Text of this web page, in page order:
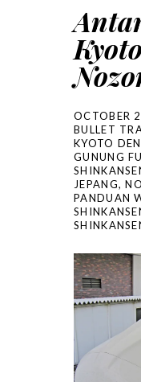
OCTOBER
BULLET
KYOTO
GUNUNG
JEPANG,
PANDUAN